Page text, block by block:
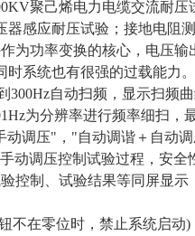
聚己烯电力电缆交流耐
感应耐压试验；接地电阻测
为功率变换的核心，电压
系统也有很强的过载能力。
300Hz自动扫频，显示扫频
为分辨率进行频率细扫，
调压"，"自动调谐＋自动
动调压控制试验过程，安全
控制、试验结果等同屏显
不在零位时，禁止系统启